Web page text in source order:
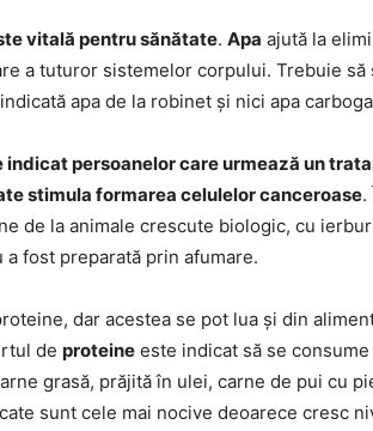
vitală pentru sănătate. Apa ajută la
a tuturor sistemelor corpului. Trebuie să
apa de la robinet și nici apa
indicat persoanelor care urmează un
stimula formarea celulelor canceroase.
de la animale crescute biologic, cu
fost preparată prin afumare.
dar acestea se pot lua și din
de proteine este indicat să se
grasă, prăjită în ulei, carne de pui cu
sunt cele mai nocive deoarece cresc